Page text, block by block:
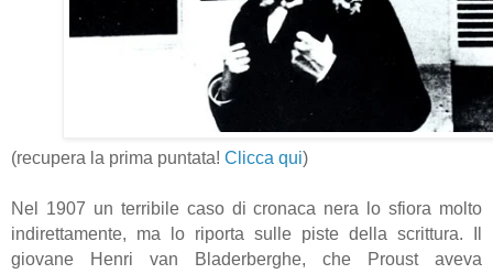
(recupera la prima puntata! Clicca qui)
Nel 1907 un terribile caso di cronaca nera lo sfiora molto
indirettamente, ma lo riporta sulle piste della scrittura. Il
giovane Henri van Bladerberghe, che Proust aveva